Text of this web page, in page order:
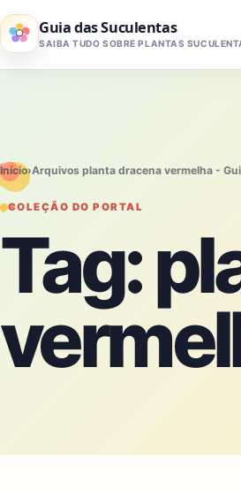
Pular para o conteúdo
Guia das Suculentas
SAIBA TUDO SOBRE PLANTAS
Início›Arquivos planta dracena vermelha -
COLEÇÃO DO PORTAL
Tag: